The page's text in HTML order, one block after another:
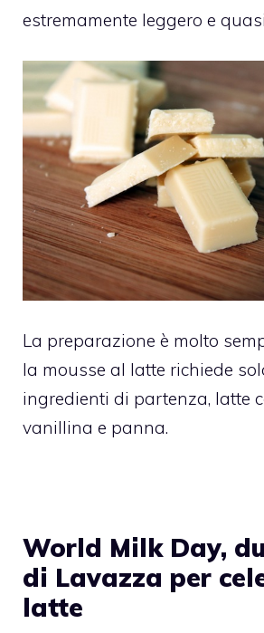
estremamente leggero e
La preparazione è molto
la mousse al latte richiede
ingredienti di partenza, latte
vanillina e panna.
World Milk Day,
di Lavazza per
latte